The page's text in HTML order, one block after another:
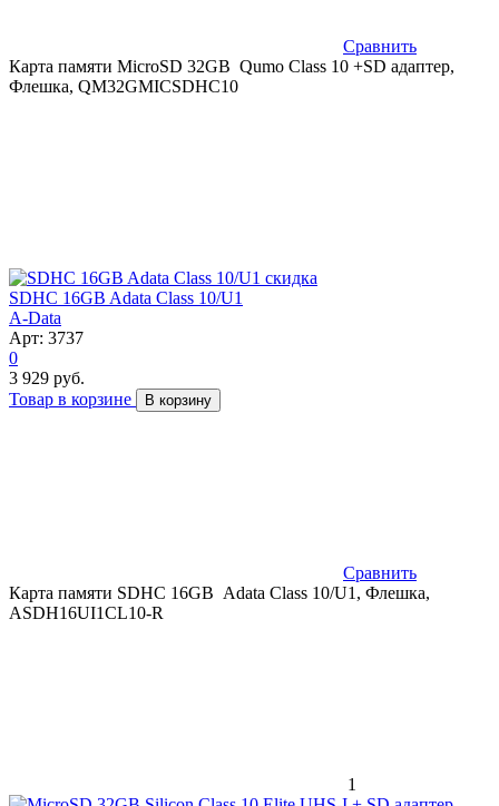
Сравнить
Карта памяти MicroSD 32GB Qumo Class 10 +SD адаптер,
Флешка, QM32GMICSDHC10
скидка
SDHC 16GB Adata Class 10/U1
A-Data
Арт: 3737
0
3 929 руб.
Товар в корзине
В корзину
Сравнить
Карта памяти SDHC 16GB Adata Class 10/U1, Флешка,
ASDH16UI1CL10-R
1